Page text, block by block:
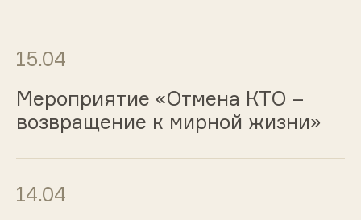
15.04
Мероприятие «Отмена КТО –
возвращение к мирной жизни»
14.04